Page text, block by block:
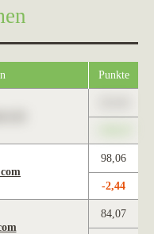
Punkte
98,06
-2,44
84,07